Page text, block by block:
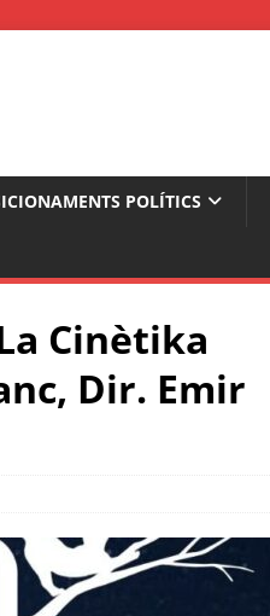
POLÍTICS
Cinètika
Dir. Emir